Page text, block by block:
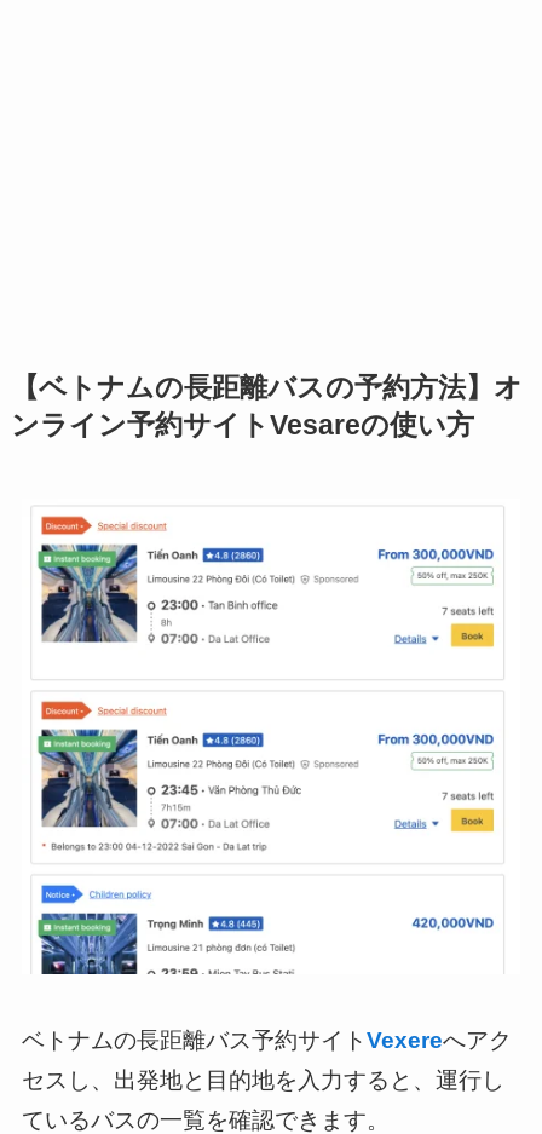
【ベトナムの長距離バスの予約方法】オ
ンライン予約サイトVesareの使い方
ベトナムの長距離バス予約サイトVexereへアク
セスし、出発地と目的地を入力すると、運行し
ているバスの一覧を確認できます。